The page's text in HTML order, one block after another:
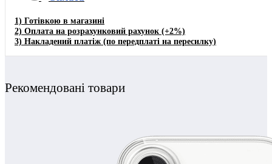
1) Готівкою в магазині
2) Оплата на розрахунковий рахунок (+2%)
3) Накладений платіж (по передплаті на пересилку)
Рекомендовані товари